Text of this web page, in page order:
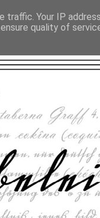
Your IP
quality of